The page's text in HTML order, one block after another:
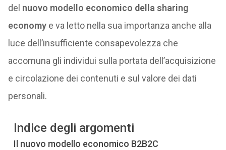
del nuovo modello economico della sharing
economye va letto nella sua importanza anche alla
luce dell’insufficiente consapevolezza che
accomuna gli individui sulla portata dell’acquisizione
e circolazione dei contenuti e sul valore dei dati
personali.
Indice degli argomenti
Il nuovo modello economico B2B2C